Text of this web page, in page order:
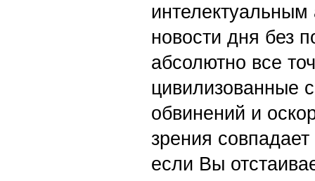
новости дня без
абсолютно все
цивилизованные
обвинений и
зрения
если Вы